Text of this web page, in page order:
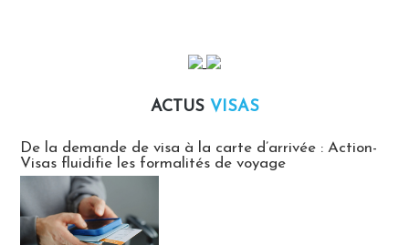
ACTUS VISAS
De la demande de visa à la carte d’arrivée : Action-
Visas fluidifie les formalités de voyage